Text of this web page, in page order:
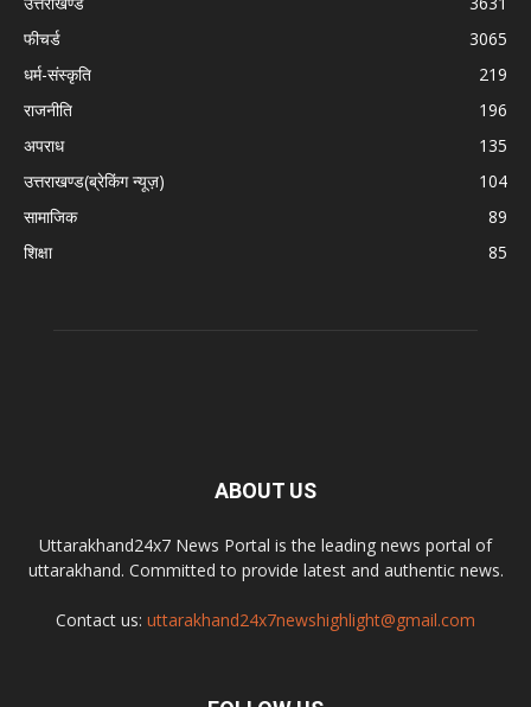
फीचर्ड
3065
धर्म-संस्कृति
219
राजनीति
196
अपराध
135
उत्तराखण्ड(ब्रेकिंग न्यूज़)
104
सामाजिक
89
शिक्षा
85
ABOUT US
Uttarakhand24x7 News Portal is the leading news portal of
uttarakhand. Committed to provide latest and authentic news.
Contact us: uttarakhand24x7newshighlight@gmail.com